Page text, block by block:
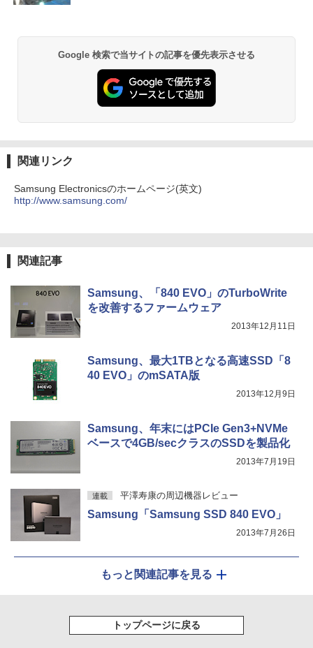
公式TOEIC Listening & Reading 問題
集 12 [ ETS ]
4 WORLD SEIKYO vol.8 [ 聖教新聞社 ]
方舟 （講談社文庫） [ 夕木 春央 ]
￥913
￥5,990
ラック
【2026年アップグレード版】AOKIMI ワイヤ
￥1,964
リング ANC 36時間再生
[Explicit]
見知らぬ糸
On My Road (Stadium ver.)
￥250
【Amazon.co.jp限定】 い・ろ・は・す 2L P
ET ラベルレス ×8本
￥1,112
by Amazon 炭酸水 ラベルレス 500ml ×24本
強炭酸水 ペットボトル 500ミリリットル (Sm
￥1,625
クスDIGITAL)
エース)
HUNTER×HUNTER モノクロ版 39 (ジャンプ
スーパーの裏でヤニ吸うふたり 9巻 (デジタル
版ビッグガンガンコミックス)
Google 検索で当サイトの記事を優先表示させる
関連リンク
Samsung Electronicsのホームページ(英文)
http://www.samsung.com/
関連記事
Samsung、「840 EVO」のTurboWrite
を改善するファームウェア
2013年12月11日
Samsung、最大1TBとなる高速SSD「8
40 EVO」のmSATA版
2013年12月9日
Samsung、年末にはPCIe Gen3+NVMe
ベースで4GB/secクラスのSSDを製品化
2013年7月19日
連載 平澤寿康の周辺機器レビュー
Samsung「Samsung SSD 840 EVO」
2013年7月26日
もっと関連記事を見る
トップページに戻る